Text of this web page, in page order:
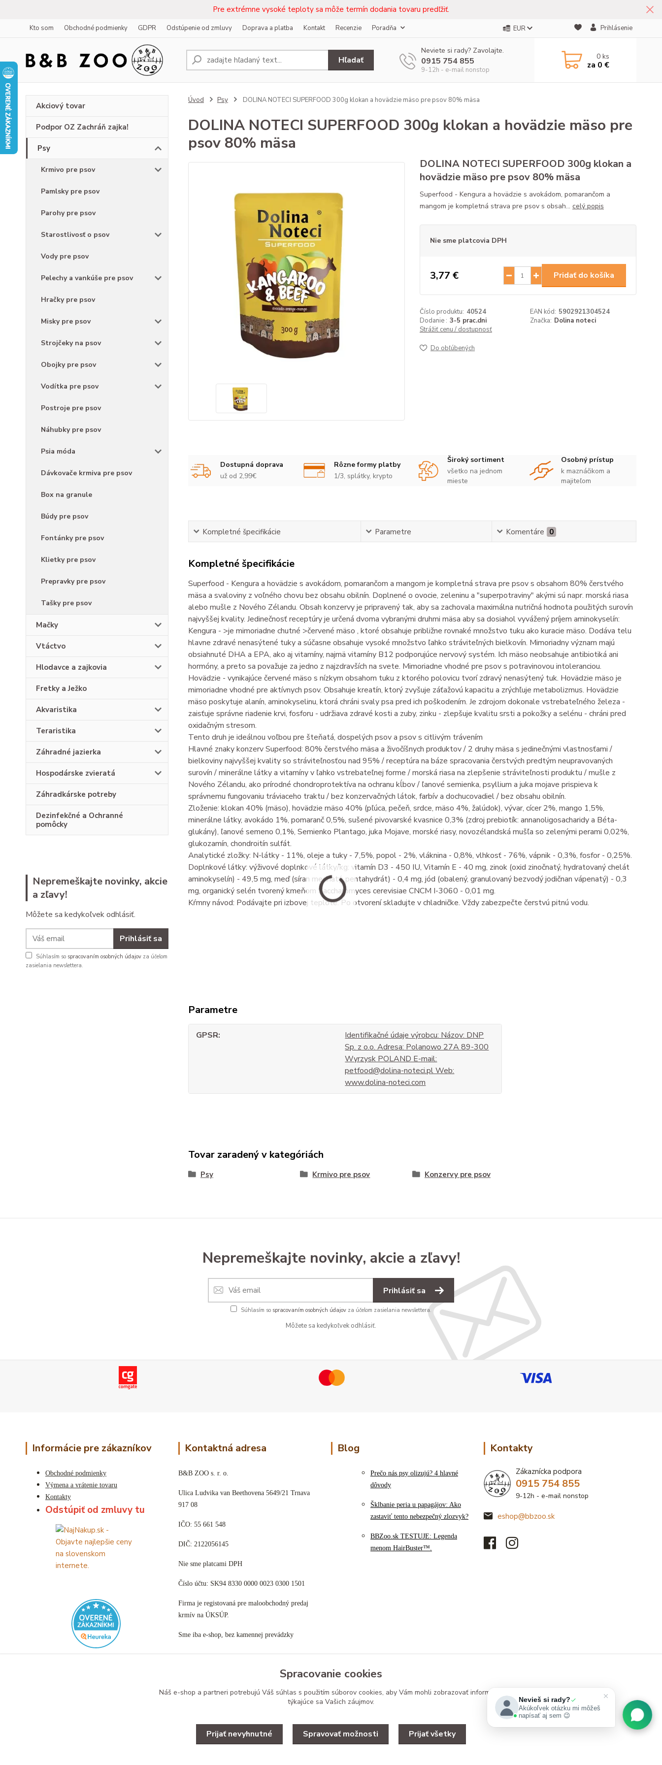
Pre extrémne vysoké teploty sa môže termín dodania tovaru predľžiť.
Kto som Obchodné podmienky GDPR Odstúpenie od zmluvy Doprava a platba Kontakt Recenzie Poradňa EUR Prihlásenie
Hľadať
Neviete si rady? Zavolajte.
0915 754 855
9-12h - e-mail nonstop
0ks
za 0 €
Akciový tovar
Podpor OZ Zachráň zajka!
Psy
Krmivo pre psov
Pamlsky pre psov
Parohy pre psov
Starostlivosť o psov
Vody pre psov
Pelechy a vankúše pre psov
Hračky pre psov
Misky pre psov
Strojčeky na psov
Obojky pre psov
Vodítka pre psov
Postroje pre psov
Náhubky pre psov
Psia móda
Dávkovače krmiva pre psov
Box na granule
Búdy pre psov
Fontánky pre psov
Klietky pre psov
Prepravky pre psov
Tašky pre psov
Mačky
Vtáctvo
Hlodavce a zajkovia
Fretky a Ježko
Akvaristika
Teraristika
Záhradné jazierka
Hospodárske zvieratá
Záhradkárske potreby
Dezinfekčné a Ochranné
pomôcky
Nepremeškajte novinky, akcie
a zľavy!
Môžete sa kedykoľvek odhlásiť.
Prihlásiť sa
Súhlasím so spracovaním osobných údajov za účelom
zasielania newslettera.
Úvod Psy DOLINA NOTECI SUPERFOOD 300g klokan a hovädzie mäso pre psov 80% mäsa
DOLINA NOTECI SUPERFOOD 300g klokan a hovädzie mäso pre
psov 80% mäsa
DOLINA NOTECI SUPERFOOD 300g klokan a
hovädzie mäso pre psov 80% mäsa
Superfood - Kengura a hovädzie s avokádom, pomarančom a
mangom je kompletná strava pre psov s obsah... celý popis
Nie sme platcovia DPH
3,77 € Pridať do košíka
Číslo produktu: 40524 EAN kód: 5902921304524
Dodanie : 3-5 prac.dni Značka: Dolina noteci
Strážiť cenu / dostupnosť
Do obľúbených
Dostupná doprava
už od 2,99€
Rôzne formy platby
1/3, splátky, krypto
Široký sortiment
všetko na jednom
mieste
Osobný prístup
k maznáčikom a
majiteľom
Kompletné špecifikácie Parametre Komentáre 0
Kompletné špecifikácie
Superfood - Kengura a hovädzie s avokádom, pomarančom a mangom je kompletná strava pre psov s obsahom 80% čerstvého
mäsa a svaloviny z voľného chovu bez obsahu obilnín. Doplnené o ovocie, zeleninu a "superpotraviny" akými sú napr. morská riasa
alebo mušle z Nového Zélandu. Obsah konzervy je pripravený tak, aby sa zachovala maximálna nutričná hodnota použitých surovín
najvyššej kvality. Jedinečnosť receptúry je určená dvoma vybranými druhmi mäsa aby sa dosiahol vyvážený príjem aminokyselín:
Kengura - >je mimoriadne chutné >červené mäso , ktoré obsahuje približne rovnaké množstvo tuku ako kuracie mäso. Dodáva telu
hlavne zdravé nenasýtené tuky a súčasne obsahuje vysoké množstvo ľahko stráviteľných bielkovín. Mimoriadny význam majú
obsiahnuté DHA a EPA, ako aj vitamíny, najmä vitamíny B12 podporujúce nervový systém. Ich mäso neobsahuje antibiotiká ani
hormóny, a preto sa považuje za jedno z najzdravších na svete. Mimoriadne vhodné pre psov s potravinovou intoleranciou.
Hovädzie - vynikajúce červené mäso s nízkym obsahom tuku z ktorého polovicu tvorí zdravý nenasýtený tuk. Hovädzie mäso je
mimoriadne vhodné pre aktívnych psov. Obsahuje kreatín, ktorý zvyšuje záťažovú kapacitu a zrýchľuje metabolizmus. Hovädzie
mäso poskytuje alanín, aminokyselinu, ktorá chráni svaly psa pred ich poškodením. Je zdrojom dokonale vstrebateľného železa -
zaisťuje správne riadenie krvi, fosforu - udržiava zdravé kosti a zuby, zinku - zlepšuje kvalitu srsti a pokožky a selénu - chráni pred
oxidačným stresom.
Tento druh je ideálnou voľbou pre šteňatá, dospelých psov a psov s citlivým trávením
Hlavné znaky konzerv Superfood: 80% čerstvého mäsa a živočíšnych produktov / 2 druhy mäsa s jedinečnými vlastnosťami /
bielkoviny najvyššej kvality so stráviteľnosťou nad 95% / receptúra na báze spracovania čerstvých predtým neupravovaných
surovín / minerálne látky a vitamíny v ľahko vstrebateľnej forme / morská riasa na zlepšenie stráviteľnosti produktu / mušle z
Nového Zélandu, ako prírodné chondroprotektíva na ochranu kĺbov / ľanové semienka, psyllium a juka mojave prispieva k
správnemu fungovaniu tráviaceho traktu / bez konzervačných látok, farbív a dochucovadiel / bez obsahu obilnín.
Zloženie: klokan 40% (mäso), hovädzie mäso 40% (pľúca, pečeň, srdce, mäso 4%, žalúdok), vývar, cícer 2%, mango 1,5%,
minerálne látky, avokádo 1%, pomaranč 0,5%, sušené pivovarské kvasnice 0,3% (zdroj prebiotík: annanoligosacharidy a Béta-
glukány), ľanové semeno 0,1%, Semienko Plantago, juka Mojave, morské riasy, novozélandská mušľa so zelenými perami 0,02%,
glukozamín, chondroitín sulfát.
Analytické zložky: N-látky - 11%, oleje a tuky - 7,5%, popol - 2%, vláknina - 0,8%, vlhkosť - 76%, vápnik - 0,3%, fosfor - 0,25%.
Doplnkové látky: výživové doplnkové látky/kg: vitamín D3 - 450 IU, Vitamín E - 40 mg, zinok (oxid zinočnatý, hydratovaný chelát
aminokyselín) - 49,5 mg, meď (síran meďnatý, pentahydrát) - 0,4 mg, jód (obalený, granulovaný bezvodý jodičnan vápenatý) - 0,3
mg, organický selén tvorený kmeňom Saccharomyces cerevisiae CNCM I-3060 - 0,01 mg.
Kŕmny návod: Podávajte pri izbovej teplote. Po otvorení skladujte v chladničke. Vždy zabezpečte čerstvú pitnú vodu.
Parametre
GPSR
Identifikačné údaje výrobcu: Názov: DNP
Sp. z o.o. Adresa: Polanowo 27A 89-300
Wyrzysk POLAND E-mail:
petfood@dolina-noteci.pl Web:
www.dolina-noteci.com
Tovar zaradený v kategóriách
Psy Krmivo pre psov Konzervy pre psov
Nepremeškajte novinky, akcie a zľavy!
Prihlásiť sa
Súhlasím so spracovaním osobných údajov za účelom zasielania newslettera.
Môžete sa kedykoľvek odhlásiť.
Informácie pre zákazníkov
Obchodné podmienky
Výmena a vrátenie tovaru
Kontakty
Odstúpiť od zmluvy tu
Kontaktná adresa
B&B ZOO s. r. o.
Ulica Ludvika van Beethovena 5649/21 Trnava
917 08
IČO: 55 661 548
DIČ: 2122056145
Nie sme platcami DPH
Číslo účtu: SK94 8330 0000 0023 0300 1501
Firma je registovaná pre maloobchodný predaj
krmív na ÚKSÚP.
Sme iba e-shop, bez kamennej prevádzky
Blog
Prečo nás psy olizujú? 4 hlavné
dôvody
Šklbanie peria u papagájov: Ako
zastaviť tento nebezpečný zlozvyk?
BBZoo.sk TESTUJE: Legenda
menom HairBuster™.
Kontakty
Zákaznícka podpora
0915 754 855
9-12h - e-mail nonstop
eshop@bbzoo.sk
Upravit zber cookies.
Spracovanie cookies
Náš e-shop a partneri potrebujú Váš súhlas s použitím súborov cookies, aby Vám mohli zobrazovať informácie
týkajúce sa Vašich záujmov.
Prijať nevyhnutné Spravovať možnosti Prijať všetky
Nevieš si rady?
Akúkoľvek otázku mi môžeš
napísať aj sem 😉